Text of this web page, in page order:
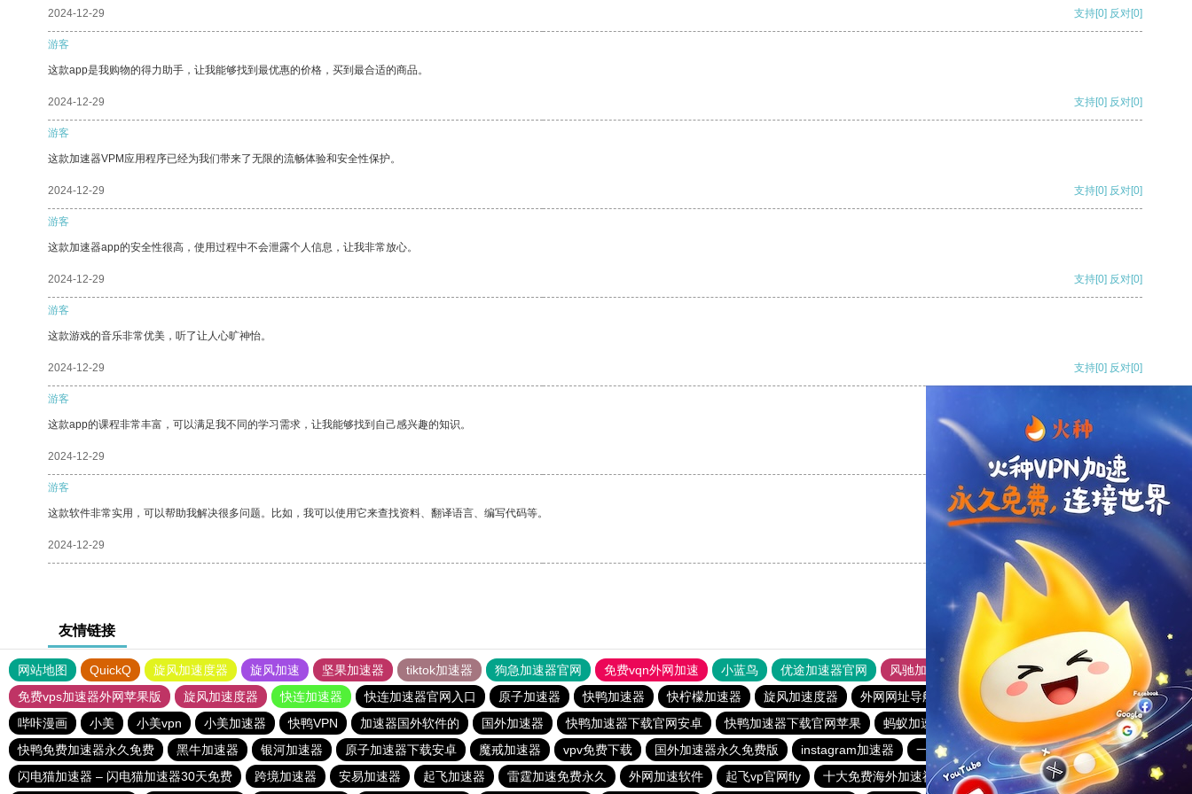
2024-12-29 支持[0] 反对[0]
游客
这款app是我购物的得力助手，让我能够找到最优惠的价格，买到最合适的商品。
2024-12-29 支持[0] 反对[0]
游客
这款加速器VPM应用程序已经为我们带来了无限的流畅体验和安全性保护。
2024-12-29 支持[0] 反对[0]
游客
这款加速器app的安全性很高，使用过程中不会泄露个人信息，让我非常放心。
2024-12-29 支持[0] 反对[0]
游客
这款游戏的音乐非常优美，听了让人心旷神怡。
2024-12-29 支持[0] 反对[0]
游客
这款app的课程非常丰富，可以满足我不同的学习需求，让我能够找到自己感兴趣的知识。
2024-12-29 支持 反对
游客
这款软件非常实用，可以帮助我解决很多问题。比如，我可以使用它来查找资料、翻译语言、编写代码等。
2024-12-29 [0]
友情链接
网站地图 QuickQ 旋风加速度器 旋风加速 坚果加速器 tiktok加速器 狗急加速器官网 免费vqn外网加速 小蓝鸟 优途加速器官网 风驰加速器
旋风加速器
免费vps加速器外网苹果版
旋风加速度器 快连加速器 快连加速器官网入口 原子加速器 快鸭加速器 快柠檬加速器 旋风加速度器 外网网址导航 软件中心 雷霆加速
狂飙加速器
哔咔漫画
小美 小美vpn 小美加速器 快鸭VPN 加速器国外软件的 国外加速器 快鸭加速器下载官网安卓 快鸭加速器下载官网苹果 蚂蚁加速器 快柠檬app下载
快鸭加速器官网
快鸭免费加速器永久免费
黑牛加速器 银河加速器 原子加速器下载安卓 魔戒加速器 vpv免费下载 国外加速器永久免费版 instagram加速器 一元机场
能上twitter的加速器免费
闪电猫加速器 – 闪电猫加速器30天免费
跨境加速器 安易加速器 起飞加速器 雷霆加速免费永久 外网加速软件 起飞vp官网fly 十大免费海外加速神器 clash官网入口购买 小火箭加速器